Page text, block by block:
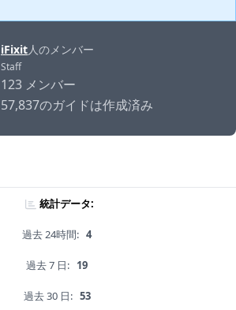
iFixit人のメンバー
Staff
123 メンバー
57,837のガイドは作成済み
統計データ:
過去 24時間: 4
過去 7 日: 19
過去 30 日: 53